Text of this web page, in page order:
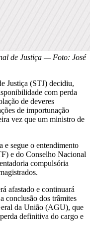
de Justiça — Foto: José
Justiça (STJ) decidiu,
com perda
de deveres
de importunação
vez que um ministro de
e segue o entendimento
e do Conselho Nacional
compulsória
afastado e continuará
conclusão dos trâmites
da União (AGU), que
definitiva do cargo e